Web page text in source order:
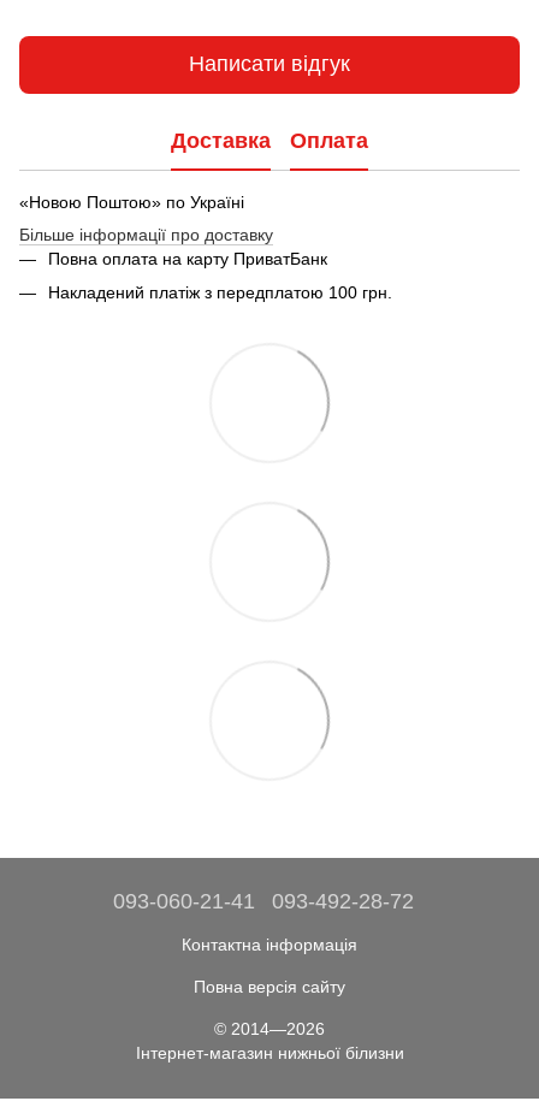
Написати відгук
Доставка Оплата
«Новою Поштою» по Україні
Більше інформації про доставку
Повна оплата на карту ПриватБанк
Накладений платіж з передплатою 100 грн.
093-060-21-41 093-492-28-72
Контактна інформація
Повна версія сайту
© 2014—2026
Інтернет-магазин нижньої білизни